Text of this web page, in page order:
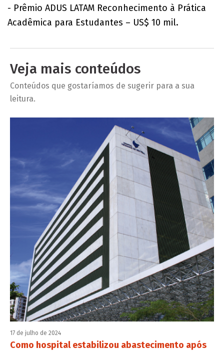
- Prêmio ADUS LATAM Reconhecimento à Prática
Acadêmica para Estudantes – US$ 10 mil.
Veja mais conteúdos
Conteúdos que gostaríamos de sugerir para a sua
leitura.
17 de julho de 2024
Como hospital estabilizou abastecimento após